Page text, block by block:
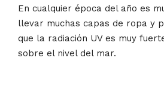
En cualquier época del año es
llevar muchas capas de ropa y
que la radiación UV es muy
sobre el nivel del mar.